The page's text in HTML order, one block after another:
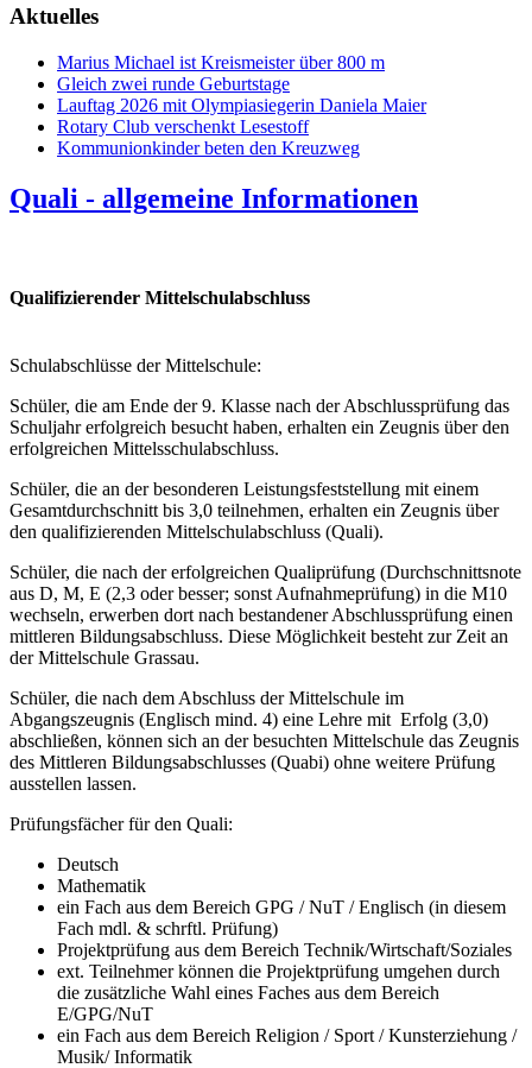
Aktuelles
Marius Michael ist Kreismeister über 800 m
Gleich zwei runde Geburtstage
Lauftag 2026 mit Olympiasiegerin Daniela Maier
Rotary Club verschenkt Lesestoff
Kommunionkinder beten den Kreuzweg
Quali - allgemeine Informationen
Qualifizierender Mittelschulabschluss
Schulabschlüsse der Mittelschule:
Schüler, die am Ende der 9. Klasse nach der Abschlussprüfung das
Schuljahr erfolgreich besucht haben, erhalten ein Zeugnis über den
erfolgreichen Mittelsschulabschluss.
Schüler, die an der besonderen Leistungsfeststellung mit einem
Gesamtdurchschnitt bis 3,0 teilnehmen, erhalten ein Zeugnis über
den qualifizierenden Mittelschulabschluss (Quali).
Schüler, die nach der erfolgreichen Qualiprüfung (Durchschnittsnote
aus D, M, E (2,3 oder besser; sonst Aufnahmeprüfung) in die M10
wechseln, erwerben dort nach bestandener Abschlussprüfung einen
mittleren Bildungsabschluss. Diese Möglichkeit besteht zur Zeit an
der Mittelschule Grassau.
Schüler, die nach dem Abschluss der Mittelschule im
Abgangszeugnis (Englisch mind. 4) eine Lehre mit Erfolg (3,0)
abschließen, können sich an der besuchten Mittelschule das Zeugnis
des Mittleren Bildungsabschlusses (Quabi) ohne weitere Prüfung
ausstellen lassen.
Prüfungsfächer für den Quali:
Deutsch
Mathematik
ein Fach aus dem Bereich GPG / NuT / Englisch (in diesem
Fach mdl. & schrftl. Prüfung)
Projektprüfung aus dem Bereich Technik/Wirtschaft/Soziales
ext. Teilnehmer können die Projektprüfung umgehen durch
die zusätzliche Wahl eines Faches aus dem Bereich
E/GPG/NuT
ein Fach aus dem Bereich Religion / Sport / Kunsterziehung /
Musik/ Informatik